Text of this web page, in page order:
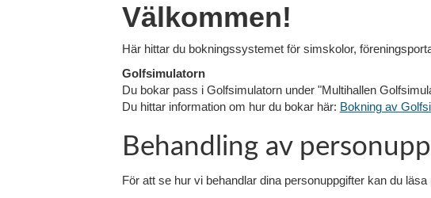
Välkommen!
Här hittar du bokningssystemet för simskolor,
Golfsimulatorn
Du bokar pass i Golfsimulatorn under "Multihallen
Du hittar information om hur du bokar här: Bokning av
Behandling av
För att se hur vi behandlar dina personuppgifter kan du läsa